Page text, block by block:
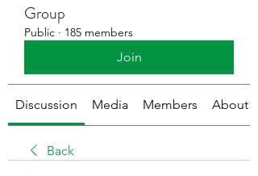
Group
Public · 185 members
Join
Discussion Media Members About
Back